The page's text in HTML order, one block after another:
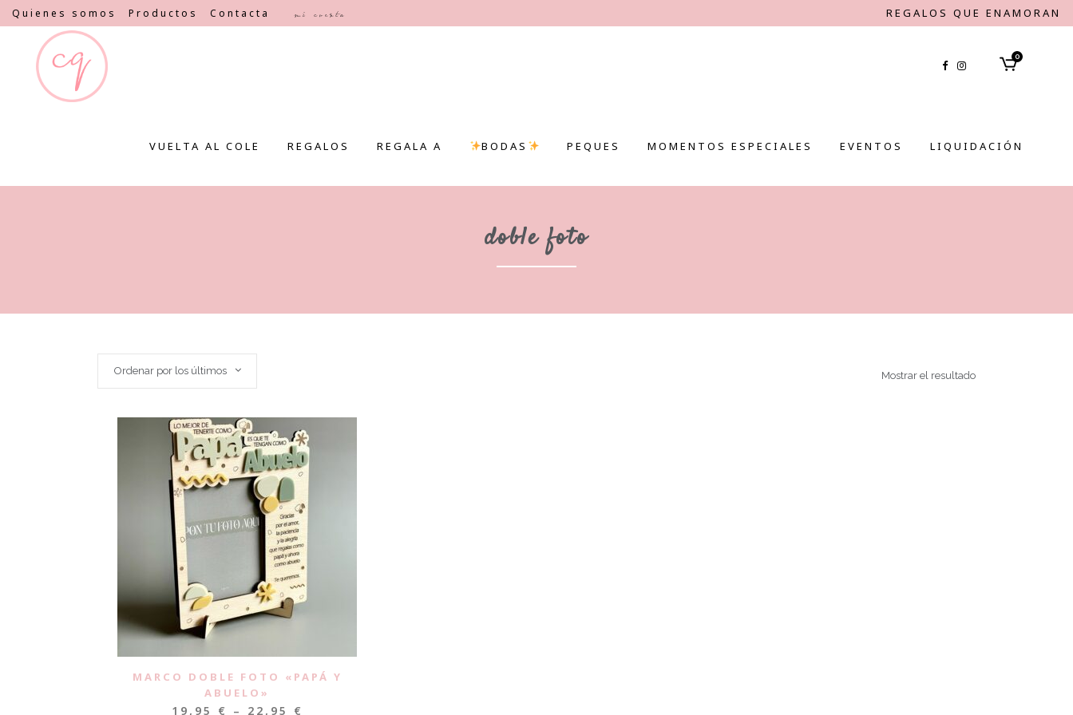
Quienes somos Productos Contacta Mi cuenta REGALOS QUE ENAMORAN
0
VUELTA AL COLE REGALOS REGALA A BODAS PEQUES MOMENTOS ESPECIALES EVENTOS LIQUIDACIÓN
doble foto
Mostrar el resultado
Ordenar por los últimos
MARCO DOBLE FOTO «PAPÁ Y
ABUELO»
19,95 € – 22,95 €